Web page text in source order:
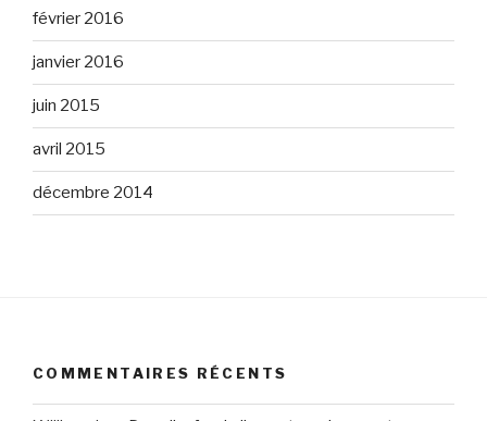
février 2016
janvier 2016
juin 2015
avril 2015
décembre 2014
COMMENTAIRES RÉCENTS